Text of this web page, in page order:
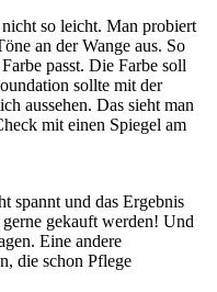
so leicht. Man probiert
an der Wange aus. So
passt. Die Farbe soll
sollte mit der
aussehen. Das sieht man
mit einen Spiegel am
spannt und das Ergebnis
gekauft werden! Und
Eine andere
die schon Pflege